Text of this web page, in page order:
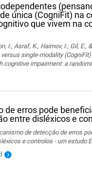
única (CogniFit) na
que vivem na
I., Asraf, K., Haimov, I., Gil,
single-modality
impairment: a
de erros pode
entre disléxicos e
de detecção de erros
e controlos - um estudo